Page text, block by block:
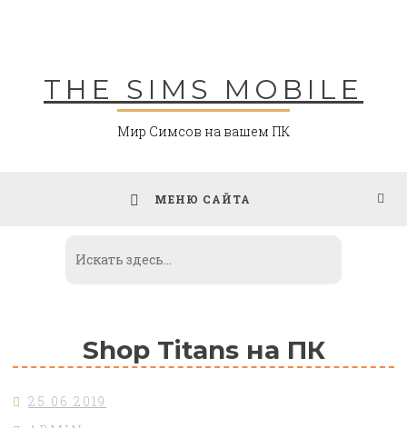
THE SIMS MOBILE
Мир Симсов на вашем ПК
МЕНЮ САЙТА
Shop Titans на ПК
25.06.2019